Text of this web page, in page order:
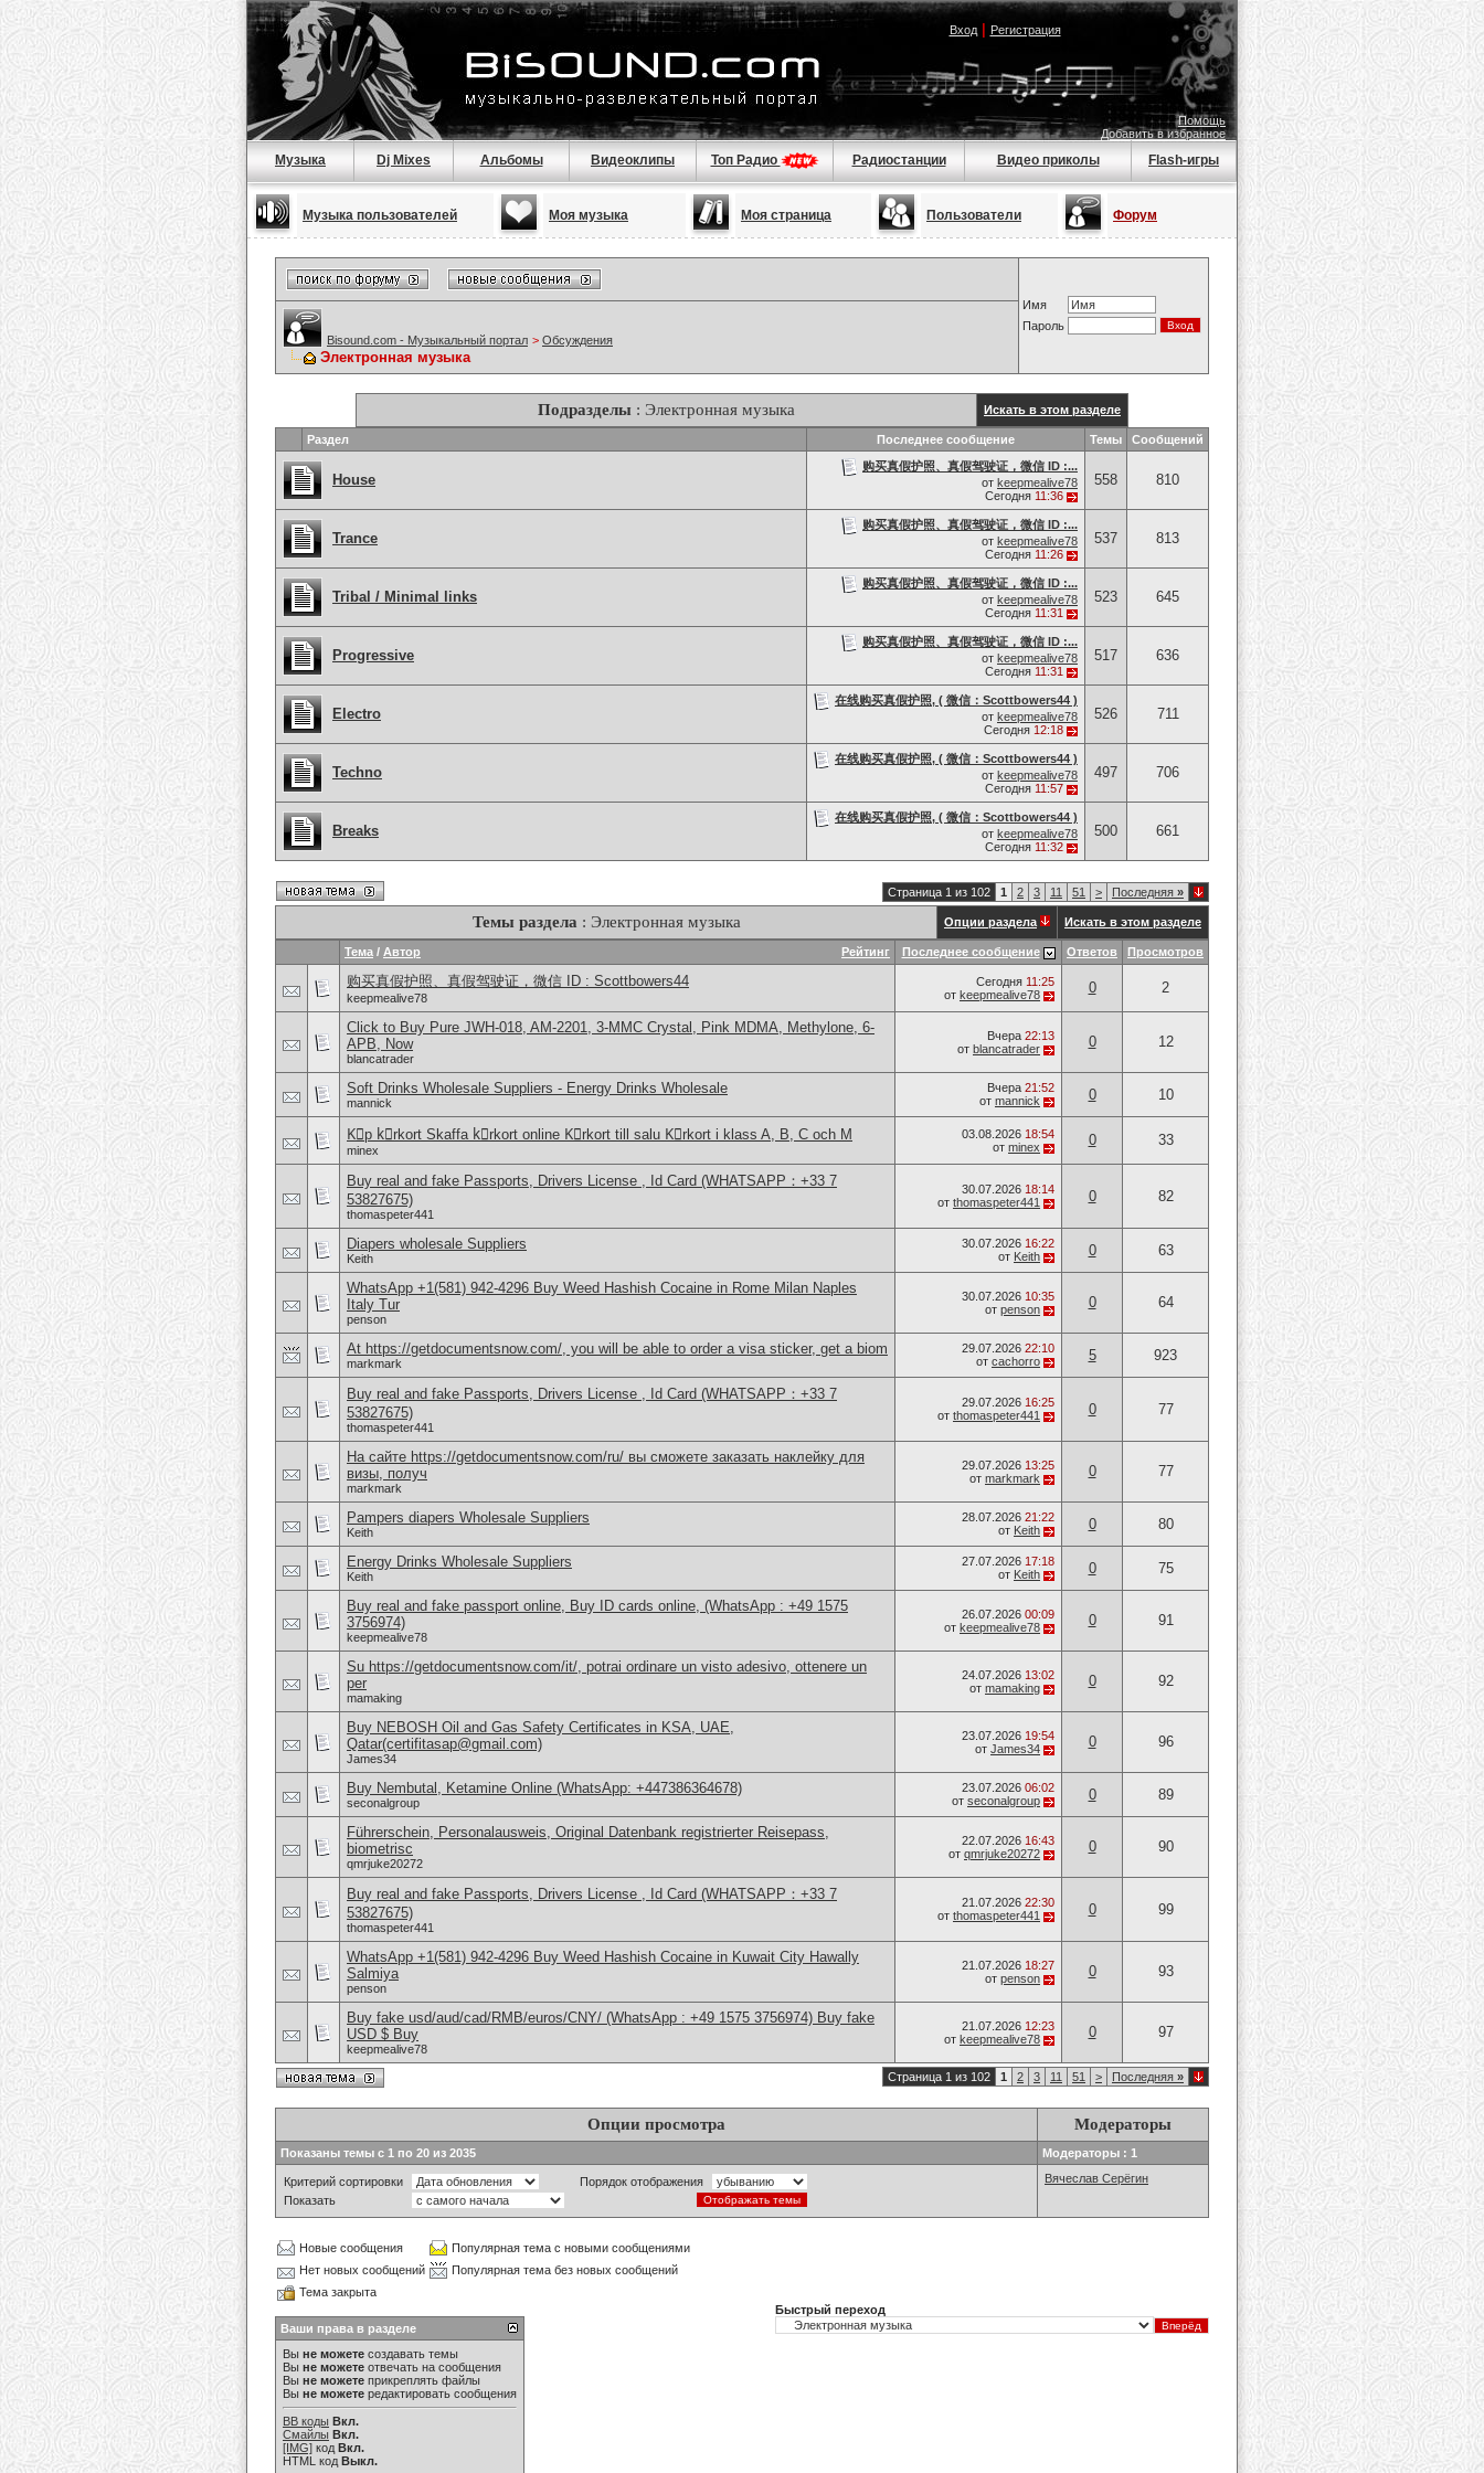
Вход| Регистрация
Помощь
Добавить в избранное
Музыка Dj Mixes Альбомы Видеоклипы Топ Радио Радиостанции Видео приколы Flash-игры
Музыка пользователей Моя музыка Моя страница Пользователи Форум
Имя
Пароль
Bisound.com - Музыкальный портал > Обсуждения
Электронная музыка
Подразделы : Электронная музыка Искать в этом разделе
Раздел Последнее сообщение Темы Сообщений
House
购买真假护照、真假驾驶证，微信 ID :...
от keepmealive78
Сегодня 11:36
558 810
Trance
购买真假护照、真假驾驶证，微信 ID :...
от keepmealive78
Сегодня 11:26
537 813
Tribal / Minimal links
购买真假护照、真假驾驶证，微信 ID :...
от keepmealive78
Сегодня 11:31
523 645
Progressive
购买真假护照、真假驾驶证，微信 ID :...
от keepmealive78
Сегодня 11:31
517 636
Electro
在线购买真假护照, ( 微信：Scottbowers44 )
от keepmealive78
Сегодня 12:18
526 711
Techno
在线购买真假护照, ( 微信：Scottbowers44 )
от keepmealive78
Сегодня 11:57
497 706
Breaks
在线购买真假护照, ( 微信：Scottbowers44 )
от keepmealive78
Сегодня 11:32
500 661
Страница 1 из 102 1 2 3 11 51 > Последняя »
Темы раздела : Электронная музыка Опции раздела Искать в этом разделе
Рейтинг
Тема / Автор Последнее сообщение Ответов Просмотров
购买真假护照、真假驾驶证，微信 ID : Scottbowers44
keepmealive78
Сегодня 11:25
от keepmealive78 0 2
Click to Buy Pure JWH-018, AM-2201, 3-MMC Crystal, Pink MDMA, Methylone, 6-
APB, Now
blancatrader
Вчера 22:13
от blancatrader 0 12
Soft Drinks Wholesale Suppliers - Energy Drinks Wholesale
mannick
Вчера 21:52
от mannick 0 10
Kِp kِrkort Skaffa kِrkort online Kِrkort till salu Kِrkort i klass A, B, C och M
minex
03.08.2026 18:54
от minex 0 33
Buy real and fake Passports, Drivers License , Id Card (WHATSAPP：+33 7
53827675)
thomaspeter441
30.07.2026 18:14
от thomaspeter441 0 82
Diapers wholesale Suppliers
Keith
30.07.2026 16:22
от Keith 0 63
WhatsApp +1(581) 942-4296 Buy Weed Hashish Cocaine in Rome Milan Naples
Italy Tur
penson
30.07.2026 10:35
от penson 0 64
At https://getdocumentsnow.com/, you will be able to order a visa sticker, get a biom
markmark
29.07.2026 22:10
от cachorro 5 923
Buy real and fake Passports, Drivers License , Id Card (WHATSAPP：+33 7
53827675)
thomaspeter441
29.07.2026 16:25
от thomaspeter441 0 77
На сайте https://getdocumentsnow.com/ru/ вы сможете заказать наклейку для
визы, получ
markmark
29.07.2026 13:25
от markmark 0 77
Pampers diapers Wholesale Suppliers
Keith
28.07.2026 21:22
от Keith 0 80
Energy Drinks Wholesale Suppliers
Keith
27.07.2026 17:18
от Keith 0 75
Buy real and fake passport online, Buy ID cards online, (WhatsApp : +49 1575
3756974)
keepmealive78
26.07.2026 00:09
от keepmealive78 0 91
Su https://getdocumentsnow.com/it/, potrai ordinare un visto adesivo, ottenere un
per
mamaking
24.07.2026 13:02
от mamaking 0 92
Buy NEBOSH Oil and Gas Safety Certificates in KSA, UAE,
Qatar(certifitasap@gmail.com)
James34
23.07.2026 19:54
от James34 0 96
Buy Nembutal, Ketamine Online (WhatsApp: +447386364678)
seconalgroup
23.07.2026 06:02
от seconalgroup 0 89
Führerschein, Personalausweis, Original Datenbank registrierter Reisepass,
biometrisc
qmrjuke20272
22.07.2026 16:43
от qmrjuke20272 0 90
Buy real and fake Passports, Drivers License , Id Card (WHATSAPP：+33 7
53827675)
thomaspeter441
21.07.2026 22:30
от thomaspeter441 0 99
WhatsApp +1(581) 942-4296 Buy Weed Hashish Cocaine in Kuwait City Hawally
Salmiya
penson
21.07.2026 18:27
от penson 0 93
Buy fake usd/aud/cad/RMB/euros/CNY/ (WhatsApp : +49 1575 3756974) Buy fake
USD $ Buy
keepmealive78
21.07.2026 12:23
от keepmealive78 0 97
Страница 1 из 102 1 2 3 11 51 > Последняя »
Опции просмотра Модераторы
Показаны темы с 1 по 20 из 2035 Модераторы : 1
Критерий сортировки
Порядок отображения
Показать
Вячеслав Серёгин
Новые сообщения
Популярная тема с новыми сообщениями
Нет новых сообщений
Популярная тема без новых сообщений
Тема закрыта
Ваши права в разделе
Вы не можете создавать темы
Вы не можете отвечать на сообщения
Вы не можете прикреплять файлы
Вы не можете редактировать сообщения
BB коды Вкл.
Смайлы Вкл.
[IMG] код Вкл.
HTML код Выкл.
Быстрый переход